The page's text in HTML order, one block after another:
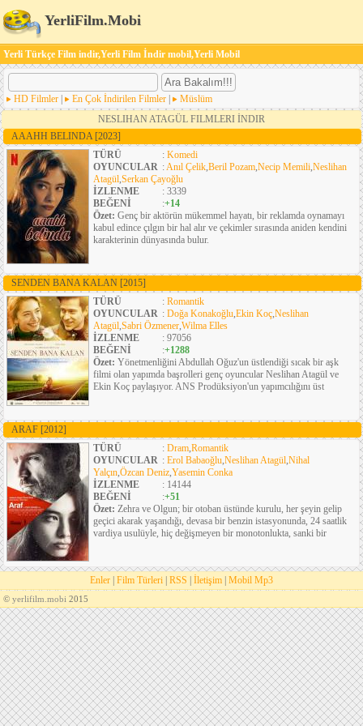
YerliFilm.Mobi
Yerli Türkçe Film indir,Yerli Film İndir mobil,Yerli Mobil
HD Filmler En Çok İndirilen Filmler
Müslüm
NESLIHAN ATAGÜL FILMLERI İNDIR
AAAHH BELINDA [2023]
TÜRÜ
: Komedi
OYUNCULAR :Anıl Çelik,Beril Pozam,Necip Memili,Neslihan
Atagül,Serkan Çayoğlu
İZLENME
: 3339
BEĞENİ
:+14
Özet: Genç bir aktörün mükemmel hayatı, bir reklamda oynamayı
kabul edince çılgın bir hal alır ve çekimler sırasında aniden kendini
karakterinin dünyasında bulur.
SENDEN BANA KALAN [2015]
TÜRÜ
: Romantik
OYUNCULAR : Doğa Konakoğlu,Ekin Koç,Neslihan
Atagül,Sabri Özmener,Wilma Elles
İZLENME
: 97056
BEĞENİ
:+1288
Özet: Yönetmenliğini Abdullah Oğuz'un üstlendiği sıcak bir aşk
filmi olan yapımda başrolleri genç oyuncular Neslihan Atagül ve
Ekin Koç paylaşıyor. ANS Prodüksiyon'un yapımcılığını üst
ARAF [2012]
TÜRÜ
: Dram,Romantik
OYUNCULAR : Erol Babaoğlu,Neslihan Atagül,Nihal
Yalçın,Özcan Deniz,Yasemin Conka
İZLENME
: 14144
BEĞENİ
:+51
Özet: Zehra ve Olgun; bir otoban üstünde kurulu, her şeyin gelip
geçici akarak yaşandığı, devasa bir benzin istasyonunda, 24 saatlik
vardiya usulüyle, hiç değişmeyen bir monotonlukta, sanki bir
Enler Film Türleri RSS İletişim Mobil Mp3
© yerlifilm.mobi 2015